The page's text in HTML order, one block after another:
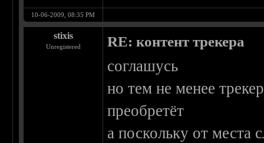
10-06-2009, 08:35 PM
stixis
Unregistered RE: контент трекера
соглашусь
но тем не менее
преобретёт
а поскольку от места